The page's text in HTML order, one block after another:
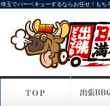
埼玉でバーベキューするならお任せ！もち